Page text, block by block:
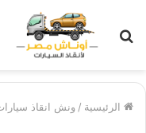
الرئيسية / ونش انقاذ